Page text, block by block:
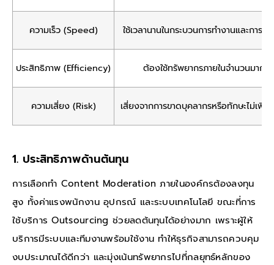
ความเร็ว (Speed) ใช้เวลานานในกระบวนการทำงานและการอ
ประสิทธิภาพ (Efficiency) ต้องใช้ทรัพยากรภายในจำนวนมาก
ความเสี่ยง (Risk) เสี่ยงจากการขาดบุคลากรหรือทักษะไม่เพี
1. ประสิทธิภาพด้านต้นทุน
การเลือกทำ Content Moderation ภายในองค์กรต้องลงทุน
สูง ทั้งค่าแรงพนักงาน อุปกรณ์ และระบบเทคโนโลยี ขณะที่การ
ใช้บริการ Outsourcing ช่วยลดต้นทุนได้อย่างมาก เพราะผู้ให้
บริการมีระบบและทีมงานพร้อมใช้งาน ทำให้ธุรกิจสามารถควบคุม
งบประมาณได้ดีกว่า และมุ่งเน้นทรัพยากรไปที่กลยุทธ์หลักของ